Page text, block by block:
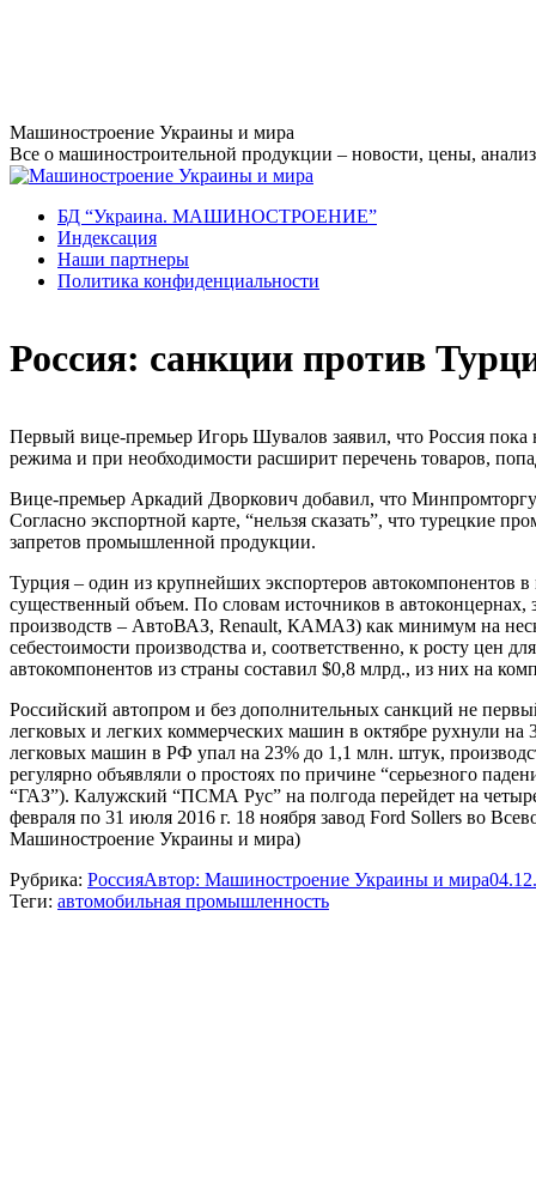
Перейти
к
содержанию
Машиностроение Украины и мира
Все о машиностроительной продукции – новости, цены,
БД “Украина. МАШИНОСТРОЕНИЕ”
Индекcация
Наши партнеры
Политика конфиденциальности
Россия: санкции против
Первый вице-премьер Игорь Шувалов заявил, что Россия пока
режима и при необходимости расширит перечень товаров,
Вице-премьер Аркадий Дворкович добавил, что
Согласно экспортной карте, “нельзя сказать”, что турецкие
запретов промышленной продукции.
Турция – один из крупнейших экспортеров автокомпонентов
существенный объем. По словам источников в автоконцернах,
производств – АвтоВАЗ, Renault, КАМАЗ) как минимум на
себестоимости производства и, соответственно, к росту цен
автокомпонентов из страны составил $0,8 млрд., из них на
Российский автопром и без дополнительных санкций не
легковых и легких коммерческих машин в октябре рухнули
легковых машин в РФ упал на 23% до 1,1 млн. штук,
регулярно объявляли о простоях по причине “серьезного
“ГАЗ”). Калужский “ПСМА Рус” на полгода перейдет на
февраля по 31 июля 2016 г. 18 ноября завод Ford Sollers во
Машиностроение Украины и мира)
Рубрика: РоссияАвтор: Машиностроение Украины и мира
Теги: автомобильная промышленность